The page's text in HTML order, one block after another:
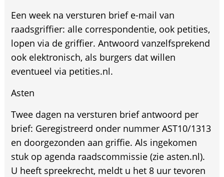
Een week na versturen brief e-mail van
raadsgriffier: alle correspondentie, ook petities,
lopen via de griffier. Antwoord vanzelfsprekend
ook elektronisch, als burgers dat willen
eventueel via petities.nl.
Asten
Twee dagen na versturen brief antwoord per
brief: Geregistreerd onder nummer AST10/1313
en doorgezonden aan griffie. Als ingekomen
stuk op agenda raadscommissie (zie asten.nl).
U heeft spreekrecht, meldt u het 8 uur tevoren